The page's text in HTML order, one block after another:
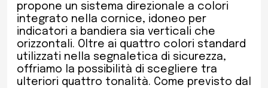
propone un sistema direzionale a colori
integrato nella cornice, idoneo per
indicatori a bandiera sia verticali che
orizzontali. Oltre ai quattro colori standard
utilizzati nella segnaletica di sicurezza,
offriamo la possibilità di scegliere tra
ulteriori quattro tonalità. Come previsto dal